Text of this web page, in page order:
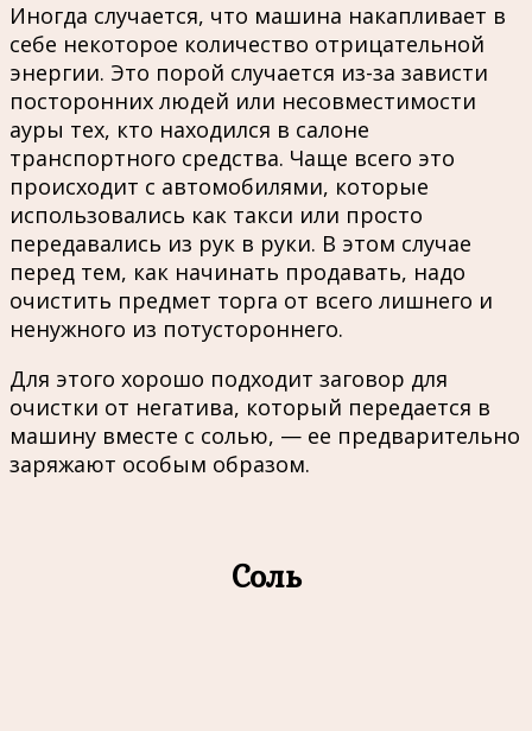
Иногда случается, что машина накапливает в
себе некоторое количество отрицательной
энергии. Это порой случается из-за зависти
посторонних людей или несовместимости
ауры тех, кто находился в салоне
транспортного средства. Чаще всего это
происходит с автомобилями, которые
использовались как такси или просто
передавались из рук в руки. В этом случае
перед тем, как начинать продавать, надо
очистить предмет торга от всего лишнего и
ненужного из потустороннего.
Для этого хорошо подходит заговор для
очистки от негатива, который передается в
машину вместе с солью, — ее предварительно
заряжают особым образом.
Соль